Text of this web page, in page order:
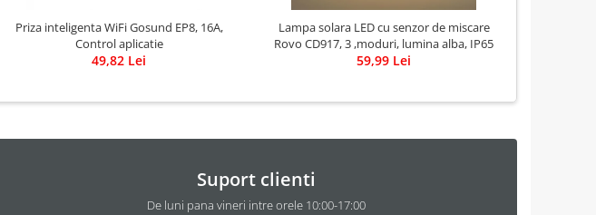
Priza inteligenta WiFi Gosund EP8, 16A,
Control aplicatie
49,82 Lei
Lampa solara LED cu senzor de miscare
Rovo CD917, 3 ,moduri, lumina alba, IP65
59,99 Lei
Suport clienti
De luni pana vineri intre orele 10:00-17:00